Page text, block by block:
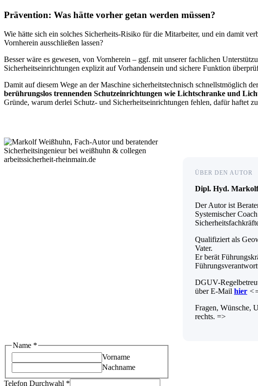
Prävention: Was hätte vorher getan werden müssen?
Wie hätte sich ein solches Sicherheits-Risiko für die Mitarbeiter, und ein damit
Vornherein ausschließen lassen?
Besser wäre es gewesen, von Vornherein – ggf. mit unserer fachlichen
Sicherheitseinrichtungen explizit auf Vorhandensein und sichere Funktion
Damit auf diesem Wege an der Maschine sicherheitstechnisch schnellstmöglich
berührungslos trennenden Schutzeinrichtungen wie Lichtschranke und
Gründe, warum derlei Schutz- und Sicherheitseinrichtungen fehlen, dafür haftet
ÜBER DEN AUTOR
Dipl. Hyd.
Der Autor ist
Systemischer
Qualifiziert als
Vater.
Er berät
DGUV-
über E-Mail hier
Fragen, Wünsche,
rechts. =>
Name *
Vorname
Nachname
wir
Telefon Durchwahl *